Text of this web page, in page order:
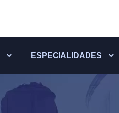
ESPECIALIDADES